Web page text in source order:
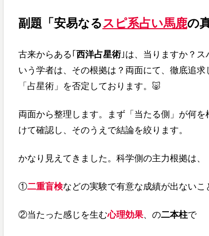
副題「安易なるスピ系占い馬鹿の
古来からある｢ 西洋占星術｣は、当りますか？ス
いう学者は、その根拠は？両面にて、徹底追
「占星術」を否定しております。🐷
両面から整理します。まず「当たる側」が何
けて確認し、そのうえで結論を絞ります。
かなり見えてきました。科学側の主力根拠は、
①二重盲検などの実験で有意な成績が出ないこ
②当たった感じを生む心理効果、の二本柱で